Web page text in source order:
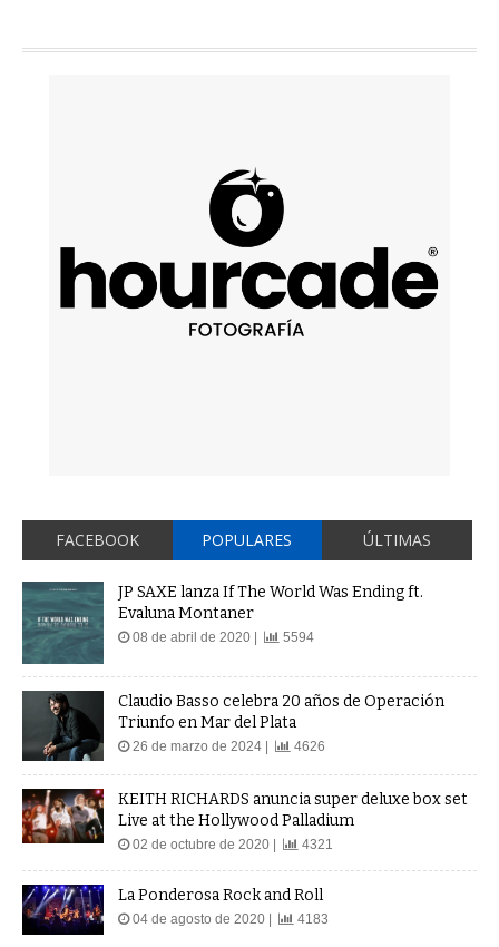
FACEBOOK POPULARES ÚLTIMAS
JP SAXE lanza If The World Was Ending ft.
Evaluna Montaner
08 de abril de 2020 | 5594
Claudio Basso celebra 20 años de Operación
Triunfo en Mar del Plata
26 de marzo de 2024 | 4626
KEITH RICHARDS anuncia super deluxe box set
Live at the Hollywood Palladium
02 de octubre de 2020 | 4321
La Ponderosa Rock and Roll
04 de agosto de 2020 | 4183